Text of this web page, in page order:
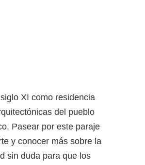
XI como residencia
del pueblo
Pasear por este paraje
y conocer más sobre la
sin duda para que los